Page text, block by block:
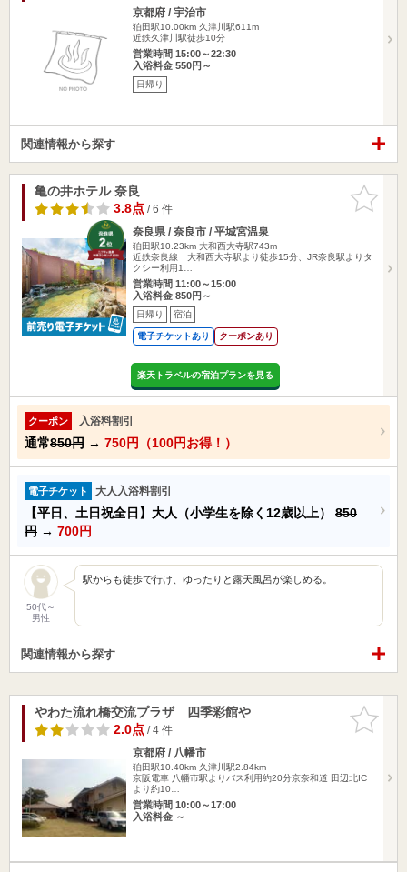
京都府 / 宇治市
狛田駅10.00km 久津川駅611m
近鉄久津川駅徒歩10分
営業時間 15:00～22:30
入浴料金 550円～
日帰り
関連情報から探す
お気に入
りに追加
亀の井ホテル 奈良
3.8点/ 6 件
奈良県 / 奈良市 / 平城宮温泉
狛田駅10.23km 大和西大寺駅743m
近鉄奈良線 大和西大寺駅より徒歩15分、JR奈良駅よりタ
クシー利用1…
営業時間 11:00～15:00
入浴料金 850円～
日帰り 宿泊
電子チケットあり クーポンあり
楽天トラベルの宿泊プランを見る
クーポン 入浴料割引
通常850円 → 750円（100円お得！）
電子チケット 大人入浴料割引
【平日、土日祝全日】大人（小学生を除く12歳以上） 850
円 → 700円
50代～
男性
駅からも徒歩で行け、ゆったりと露天風呂が楽しめる。
関連情報から探す
お気に入
りに追加
やわた流れ橋交流プラザ 四季彩館や
2.0点/ 4 件
京都府 / 八幡市
狛田駅10.40km 久津川駅2.84km
京阪電車 八幡市駅よりバス利用約20分京奈和道 田辺北IC
より約10…
営業時間 10:00～17:00
入浴料金 ～